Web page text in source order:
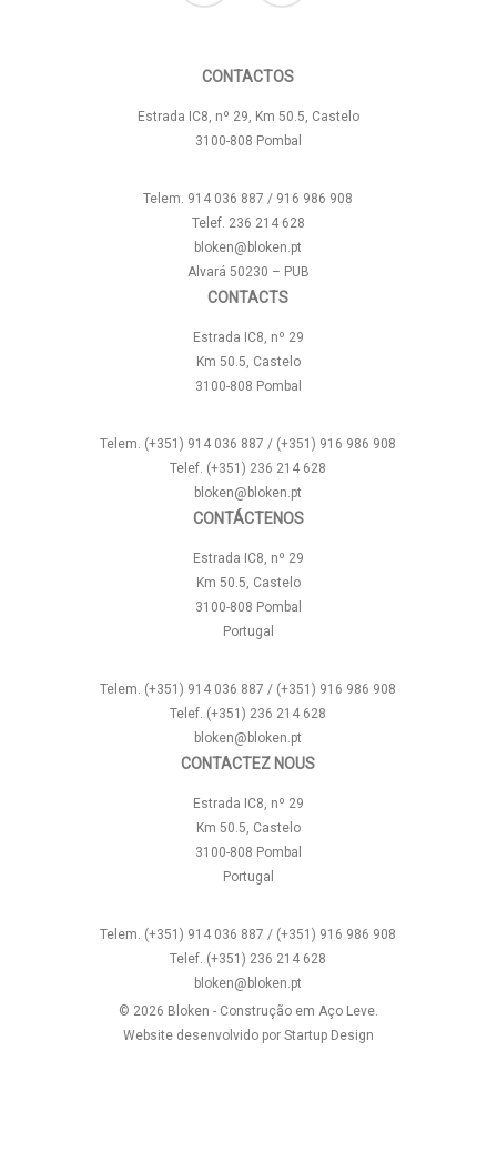
CONTACTOS
Estrada IC8, nº 29, Km 50.5, Castelo
3100-808 Pombal
Telem. 914 036 887 / 916 986 908
Telef. 236 214 628
bloken@bloken.pt
Alvará 50230 – PUB
CONTACTS
Estrada IC8, nº 29
Km 50.5, Castelo
3100-808 Pombal
Telem. (+351) 914 036 887 / (+351) 916 986 908
Telef. (+351) 236 214 628
bloken@bloken.pt
CONTÁCTENOS
Estrada IC8, nº 29
Km 50.5, Castelo
3100-808 Pombal
Portugal
Telem. (+351) 914 036 887 / (+351) 916 986 908
Telef. (+351) 236 214 628
bloken@bloken.pt
CONTACTEZ NOUS
Estrada IC8, nº 29
Km 50.5, Castelo
3100-808 Pombal
Portugal
Telem. (+351) 914 036 887 / (+351) 916 986 908
Telef. (+351) 236 214 628
bloken@bloken.pt
© 2026 Bloken - Construção em Aço Leve.
Website desenvolvido por Startup Design